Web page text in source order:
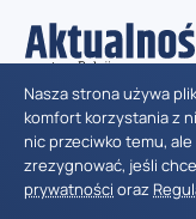
Aktualnosci.beto
specjalnie z myślą o
lokalnych
codziennego w Belgii.
Nasza strona używa
komfort korzystania z
nic przeciwko temu,
zrezygnować, jeśli
prywatności oraz